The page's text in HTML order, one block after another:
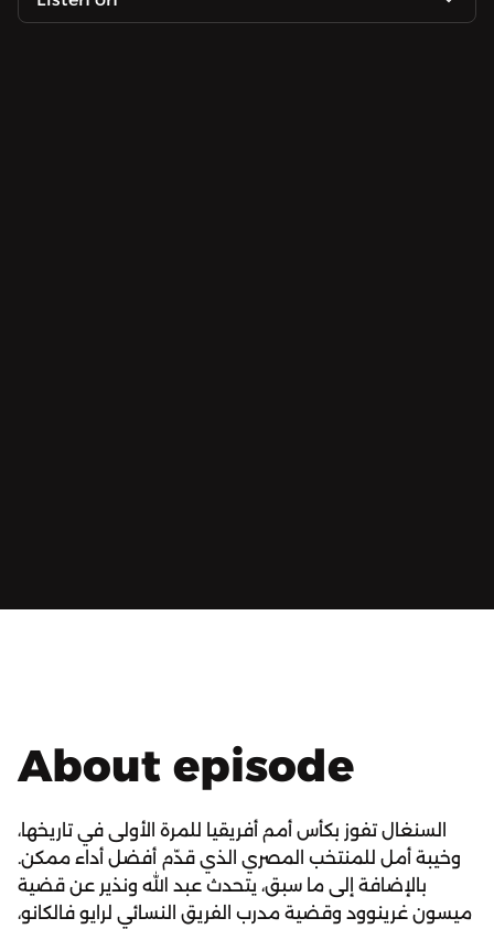
About episode
السنغال تفوز بكأس أمم أفريقيا للمرة الأولى في تاريخها،
وخيبة أمل للمنتخب المصري الذي قدّم أفضل أداء ممكن.
بالإضافة إلى ما سبق، يتحدث عبد الله ونذير عن قضية
ميسون غرينوود وقضية مدرب الفريق النسائي لرايو فالكانو،